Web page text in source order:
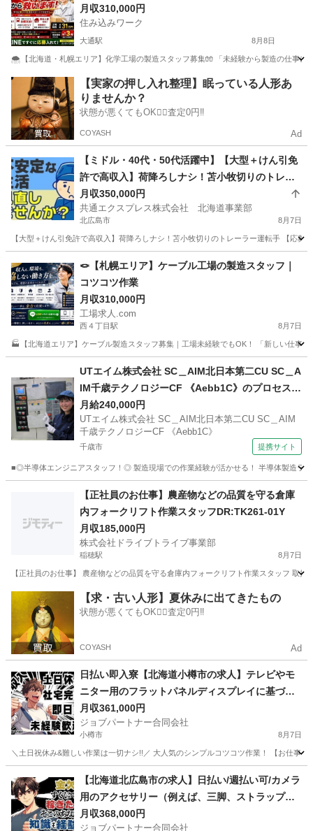
月収310,000円
住み込みワーク
大通駅 8月8日
🌨️【北海道・札幌エリア】化学工場の製造スタッフ募集🧤 「未経験から製造の仕事に
北海道 札幌市 大通駅 工場 未経験
【実家の押し入れ整理】眠っている人形あ
りませんか？
状態が悪くてもOK🙆‍♀️査定0円‼️
COYASH Ad
【ミドル・40代・50代活躍中】【大型＋けん引免
許で高収入】荷降ろしナシ！苫小牧切りのトレー
ラー運転手 北海道北広島市ドライバー
月収350,000円
共通エクスプレス株式会社 北海道事業部
北広島市 8月7日
【大型＋けん引免許で高収入】荷降ろしナシ！苫小牧切りのトレーラー運転手 【応
ドライバー トレーラー
🪢【札幌エリア】ケーブル工場の製造スタッフ｜
コツコツ作業
月収310,000円
工場求人.com
西４丁目駅 8月7日
🏭【北海道エリア】ケーブル製造スタッフ募集｜工場未経験でもOK！ 「新しい仕事
西４丁目駅 工場
UTエイム株式会社 SC＿AIM北日本第二CU SC＿A
IM千歳テクノロジーCF 《Aebb1C》のプロセスエ
ンジニア・レシピ作成・解析・グラフ作成・機械
操作・部材管理 【フリーター歓迎】
月給240,000円
UTエイム株式会社 SC＿AIM北日本第二CU SC＿AIM
千歳テクノロジーCF 《Aebb1C》
千歳市 提携サイト
■◎半導体エンジニアスタッフ！◎ 製造現場での作業経験が活かせる！ 半導体製造ラ
その他
【正社員のお仕事】農産物などの品質を守る倉庫
内フォークリフト作業スタッフDR:TK261-01Y
月収185,000円
株式会社ドライブトライブ事業部
稲穂駅 8月7日
【正社員のお仕事】 農産物などの品質を守る倉庫内フォークリフト作業スタッフ 取
稲穂駅 倉庫管理 フォークリフト
【求・古い人形】夏休みに出てきたもの
状態が悪くてもOK🙆‍♀️査定0円‼️
COYASH Ad
日払い即入寮【北海道小樽市の求人】テレビやモ
ニター用のフラットパネルディスプレイに基づく
製造補助スタッフ
月収361,000円
ジョブパートナー合同会社
小樽市 8月7日
＼土日祝休み&難しい作業は一切ナシ!!／ 大人気のシンプルコツコツ作業！ 【お仕事
工場 未経験
【北海道北広島市の求人】日払い/週払い可/カメラ
用のアクセサリー（例えば、三脚、ストラップ、
レンズフィルターなど）における加工製造スタッ
月収368,000円
ジョブパートナー合同会社